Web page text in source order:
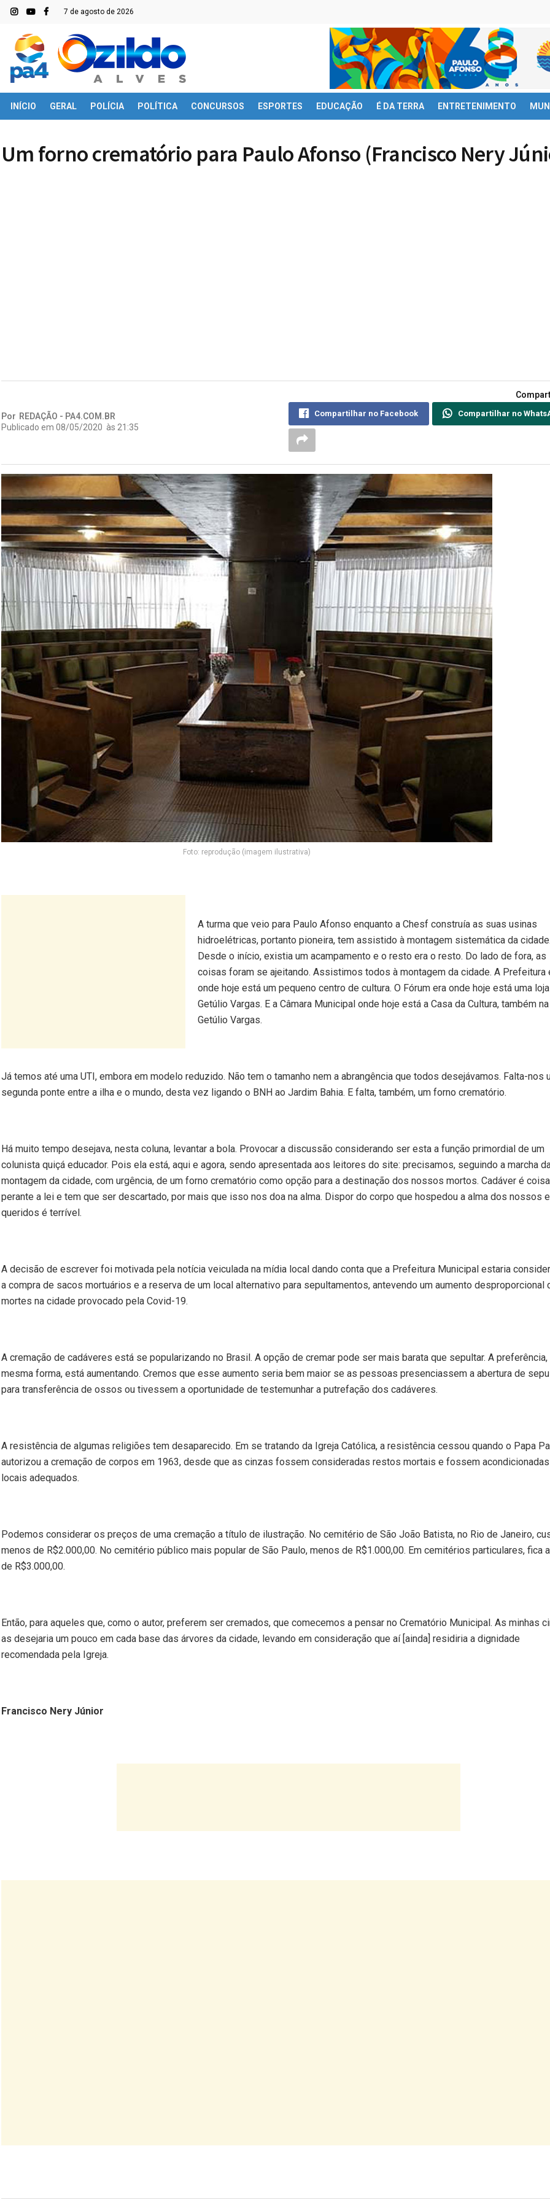
7 de agosto de 2026
INÍCIO GERAL POLÍCIA POLÍTICA CONCURSOS ESPORTES EDUCAÇÃO É DA TERRA ENTRETENIMENTO
Um forno crematório para Paulo Afonso (Francisco Nery
Por REDAÇÃO - PA4.COM.BR
Publicado em 08/05/2020 às 21:35
Compartilhar no Facebook Compartilhar no
Foto: reprodução (imagem ilustrativa)
A turma que veio para Paulo Afonso enquanto a Chesf construía as suas usinas
hidroelétricas, portanto pioneira, tem assistido à montagem sistemática da cidade.
Desde o início, existia um acampamento e o resto era o resto. Do lado de fora, as
coisas foram se ajeitando. Assistimos todos à montagem da cidade. A Prefeitura
onde hoje está um pequeno centro de cultura. O Fórum era onde hoje está uma
Getúlio Vargas. E a Câmara Municipal onde hoje está a Casa da Cultura, também na
Getúlio Vargas.
Já temos até uma UTI, embora em modelo reduzido. Não tem o tamanho nem a abrangência que todos desejávamos. Falta-nos
segunda ponte entre a ilha e o mundo, desta vez ligando o BNH ao Jardim Bahia. E falta, também, um forno crematório.
Há muito tempo desejava, nesta coluna, levantar a bola. Provocar a discussão considerando ser esta a função primordial de um
colunista quiçá educador. Pois ela está, aqui e agora, sendo apresentada aos leitores do site: precisamos, seguindo a marcha
montagem da cidade, com urgência, de um forno crematório como opção para a destinação dos nossos mortos. Cadáver é coisa
perante a lei e tem que ser descartado, por mais que isso nos doa na alma. Dispor do corpo que hospedou a alma dos nossos
queridos é terrível.
A decisão de escrever foi motivada pela notícia veiculada na mídia local dando conta que a Prefeitura Municipal estaria
a compra de sacos mortuários e a reserva de um local alternativo para sepultamentos, antevendo um aumento desproporcional
mortes na cidade provocado pela Covid-19.
A cremação de cadáveres está se popularizando no Brasil. A opção de cremar pode ser mais barata que sepultar. A preferência,
mesma forma, está aumentando. Cremos que esse aumento seria bem maior se as pessoas presenciassem a abertura de
para transferência de ossos ou tivessem a oportunidade de testemunhar a putrefação dos cadáveres.
A resistência de algumas religiões tem desaparecido. Em se tratando da Igreja Católica, a resistência cessou quando o Papa
autorizou a cremação de corpos em 1963, desde que as cinzas fossem consideradas restos mortais e fossem
locais adequados.
Podemos considerar os preços de uma cremação a título de ilustração. No cemitério de São João Batista, no Rio de Janeiro,
menos de R$2.000,00. No cemitério público mais popular de São Paulo, menos de R$1.000,00. Em cemitérios particulares, fica
de R$3.000,00.
Então, para aqueles que, como o autor, preferem ser cremados, que comecemos a pensar no Crematório Municipal. As minhas
as desejaria um pouco em cada base das árvores da cidade, levando em consideração que aí [ainda] residiria a dignidade
recomendada pela Igreja.
Francisco Nery Júnior